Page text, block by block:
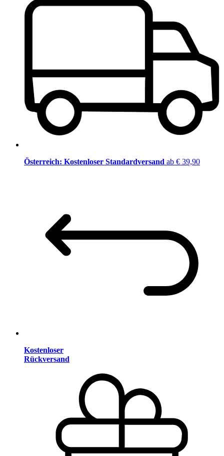
Österreich: Kostenloser Standardversand ab € 39,90
Kostenloser
Rückversand